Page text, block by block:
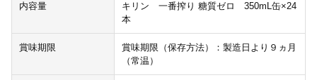
内容量
キリン 一番搾り 糖質ゼロ 350mL缶×24
本
賞味期限
賞味期限（保存方法）：製造日より９ヵ月
（常温）